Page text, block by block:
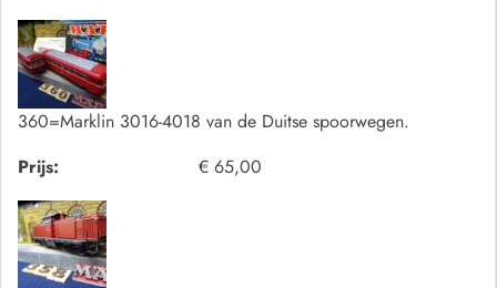
360=Marklin 3016-4018 van de Duitse spoorwegen.
Prijs:
€ 65,00